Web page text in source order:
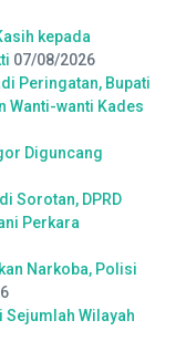
kepada
07/08/2026
Peringatan, Bupati
Wanti-wanti Kades
Diguncang
Sorotan, DPRD
Perkara
Narkoba, Polisi
Sejumlah Wilayah